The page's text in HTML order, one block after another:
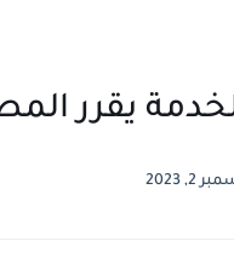
يقرر
2, 2023